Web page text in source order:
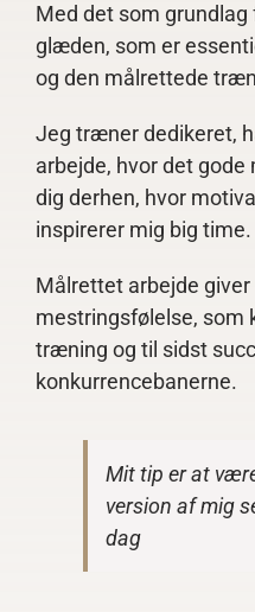
Med det som
glæden, som er
og den målrettede
Jeg træner dedikeret,
arbejde, hvor det gode
dig derhen, hvor
inspirerer mig big time.
Målrettet arbejde
mestringsfølelse, som
træning og til sidst
konkurrencebanerne.
Mit tip er at
version af mig
dag